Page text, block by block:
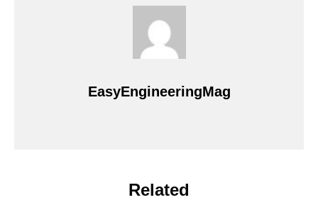
EasyEngineeringMag
Related